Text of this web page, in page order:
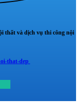
thất và dịch vụ thi công nội
that-dep